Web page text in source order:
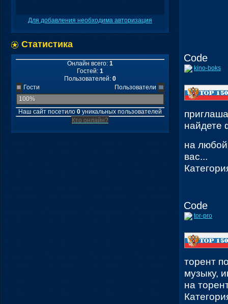
Для добавления необходима авторизация
Статистика
Онлайн всего: 1
Гостей: 1
Пользователей: 0
Гости
Пользователи
100%
Наш сайт посетило 0 уникальных пользователей
Кто онлайн?
Code
kino-boks
найдете
на
вас...
Code
tor-pro
торент
музыку,
на